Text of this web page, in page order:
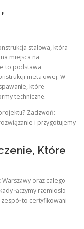
stalowa, która
miejsca na
to podstawa
metalowej. W
które
techniczne.
Zadzwoń:
i przygotujemy
Które
oraz całego
łączymy rzemiosło
to certyfikowani